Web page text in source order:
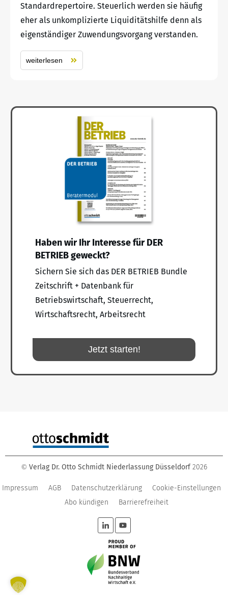
Standardrepertoire. Steuerlich werden sie häufig
eher als unkomplizierte Liquiditätshilfe denn als
eigenständiger Zuwendungsvorgang verstanden.
weiterlesen
Haben wir Ihr Interesse für DER
BETRIEB geweckt?
Sichern Sie sich das DER BETRIEB Bundle
Zeitschrift + Datenbank für
Betriebswirtschaft, Steuerrecht,
Wirtschaftsrecht, Arbeitsrecht
Jetzt starten!
© Verlag Dr. Otto Schmidt Niederlassung Düsseldorf 2026
Impressum AGB Datenschutzerklärung
Cookie-Einstellungen
Abo kündigen
Barrierefreiheit